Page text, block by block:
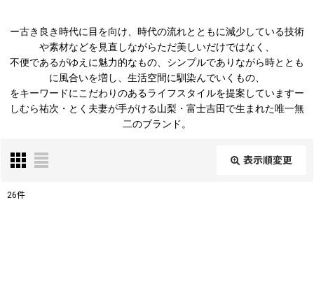
ー古き良き時代に目を向け、時代の流れとともに減少している技術
や素材などを見直しながらただ美しいだけではなく、
不便であるがゆえに魅力的なもの、シンプルでありながら時ととも
に風合いを増し、生活空間に馴染んでいくもの、
をキーワードにこだわりのあるライフスタイルを提案していますー
しむら祐次・とく夫妻が手がける山梨・富士吉田で生まれた唯一無
二のブランド。
表示順変更
26件